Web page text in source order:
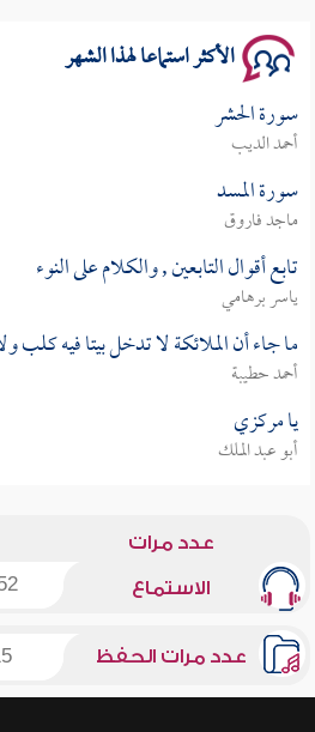
الأكثر استماعا لهذا الشهر
سورة الحشر
أحمد الديب
سورة المسد
ماجد فاروق
تابع أقوال التابعين , والكلام على النوء
ياسر برهامي
ما جاء أن الملائكة لا تدخل بيتا فيه كلب
أحمد حطيبة
يا مركزي
أبو عبد الملك
عدد مرات
الاستماع
عدد مرات الحفظ